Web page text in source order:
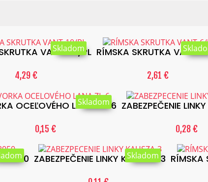
VANT-10/PL
4,29 €
Skladom RÍMSKA SKRUTKA VANT-
2,61 €
OCEĽOVÉHO LANA ZL-6
0,15 €
Skladom ZABEZPEČENIE
0,28 €
3050 ZABEZPEČENIE LINKY KAUSZA-3
Skladom RÍMSKA